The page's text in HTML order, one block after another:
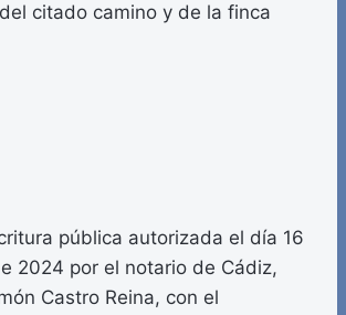
citado camino y de la finca
pública autorizada el día 16
2024 por el notario de Cádiz,
Castro Reina, con el